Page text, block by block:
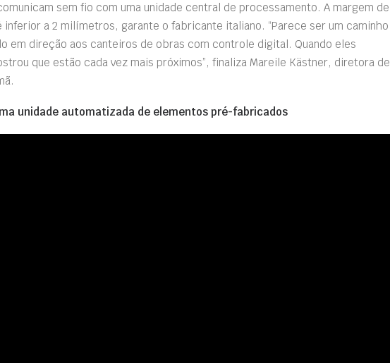
sem fio com uma unidade central de processamento. A margem de
a 2 milímetros, garante o fabricante italiano. “Parece ser um caminho
em direção aos canteiros de obras com controle digital. Quando eles
que estão cada vez mais próximos”, finaliza Mareile Kästner, diretora de
unidade automatizada de elementos pré-fabricados